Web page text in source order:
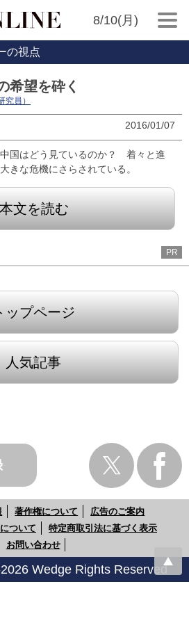
8/10(月)
の視点
希望を砕く
究員）
2016/01/07
国はどう見ているのか？ 着々と進
きな危機にさらされている。
本文を読む
PR
ップページ
人気記事
著作権について
広告のご案内
ついて
特定商取引法に基づく表示
お問い合わせ
Wedge Rights Reserved